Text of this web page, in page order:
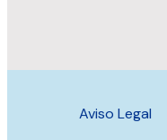
Aviso Legal